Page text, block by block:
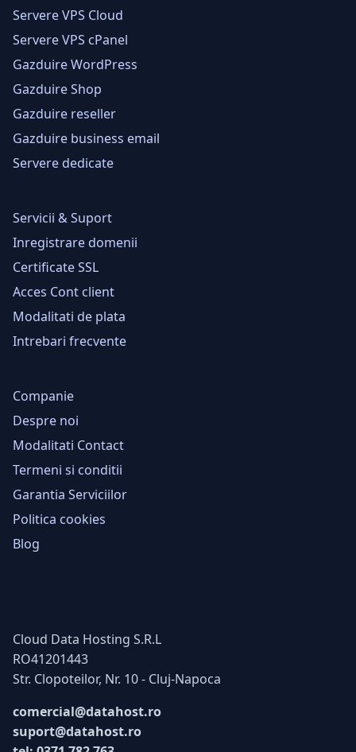
Servere VPS Cloud
Servere VPS cPanel
Gazduire WordPress
Gazduire Shop
Gazduire reseller
Gazduire business email
Servere dedicate
Servicii & Suport
Inregistrare domenii
Certificate SSL
Acces Cont client
Modalitati de plata
Intrebari frecvente
Companie
Despre noi
Modalitati Contact
Termeni si conditii
Garantia Serviciilor
Politica cookies
Blog
Cloud Data Hosting S.R.L
RO41201443
Str. Clopoteilor, Nr. 10 - Cluj-Napoca
comercial@datahost.ro
suport@datahost.ro